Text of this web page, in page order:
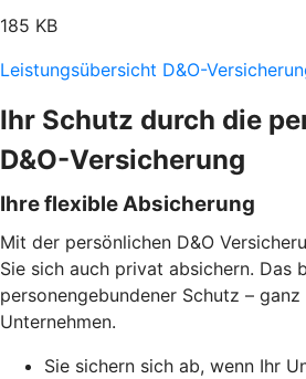
185 KB
Leistungsübersicht D&O-
Ihr Schutz durch die
D&O-Versicherung
Ihre flexible Absicherung
Mit der persönlichen D&O
Sie sich auch privat absichern. Das
personengebundener Schutz –
Unternehmen.
Sie sichern sich ab, wenn Ihr